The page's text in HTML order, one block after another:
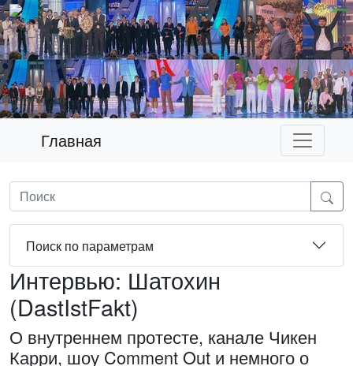
Главная
Поиск по параметрам
Интервью: Шатохин
(DastIstFakt)
О внутреннем протесте, канале Чикен
Карри, шоу Comment Out и немного о